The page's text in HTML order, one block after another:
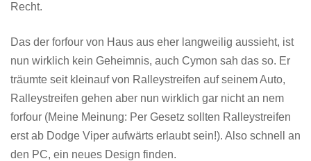
Recht.
Das der forfour von Haus aus eher langweilig aussieht, ist
nun wirklich kein Geheimnis, auch Cymon sah das so. Er
träumte seit kleinauf von Ralleystreifen auf seinem Auto,
Ralleystreifen gehen aber nun wirklich gar nicht an nem
forfour (Meine Meinung: Per Gesetz sollten Ralleystreifen
erst ab Dodge Viper aufwärts erlaubt sein!). Also schnell an
den PC, ein neues Design finden.